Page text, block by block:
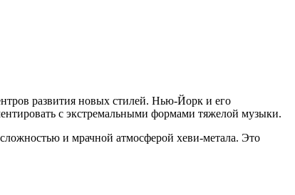
развития новых стилей. Нью-Йорк и его
с экстремальными формами тяжелой музыки.
и мрачной атмосферой хеви-метала. Это